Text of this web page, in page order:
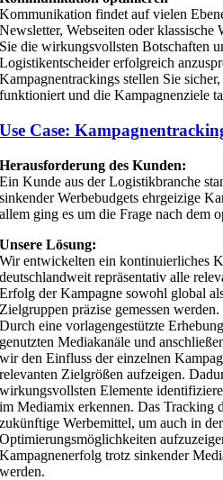
Kommunikation findet auf vielen
Newsletter, Webseiten oder klassische
Sie die wirkungsvollsten Botschaften
Logistikentscheider erfolgreich
Kampagnentrackings stellen Sie
funktioniert und die Kampagnenziele
Use Case:
Herausforderung des Kunden:
Ein Kunde aus der Logistikbranche
sinkender Werbebudgets ehrgeizige
allem ging es um die Frage nach dem
Unsere Lösung:
Wir entwickelten ein kontinuierliches
deutschlandweit repräsentativ alle
Erfolg der Kampagne sowohl global
Zielgruppen präzise gemessen werden.
Durch eine vorlagengestützte
genutzten Mediakanäle und
wir den Einfluss der einzelnen
relevanten Zielgrößen aufzeigen.
wirkungsvollsten Elemente
im Mediamix erkennen. Das Tracking
zukünftige Werbemittel, um auch in
Optimierungsmöglichkeiten
Kampagnenerfolg trotz sinkender
werden.